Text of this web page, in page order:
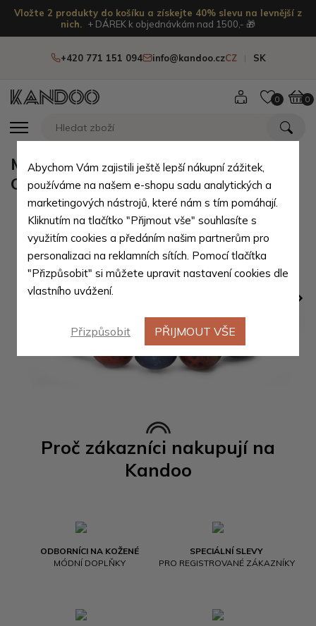
Vložte 2 produkty do košíku a získejte 40% slevu na levnější z
nich.
+ DÁREK k objednávkám nad 1500,- 🎁
+420 771 151 094 info@kandoo.czCZ SK
0 0
Proč zákazníci nakupují na
Kandoo
ODBORNÍCI NA KOŽENÉ
MÓDNÍ DOPLŇKY
SPECIÁLNÍ SLEVY
PRO REGISTROVANÉ ZÁKAZNÍKY
Modročervený dámský náramek
Orlaya
Abychom Vám zajistili ještě lepší nákupní zážitek,
používáme na našem e-shopu sadu analytických a
marketingových nástrojů, které nám s tím pomáhají.
Kliknutím na tlačítko "Přijmout vše" souhlasíte s
využitím cookies a předáním našim partnerům pro
personalizaci na reklamních sítích. Pomocí tlačítka
"Přizpůsobit" si můžete upravit nastavení cookies dle
vlastního uvážení.
Přizpůsobit PŘIJMOUT VŠE